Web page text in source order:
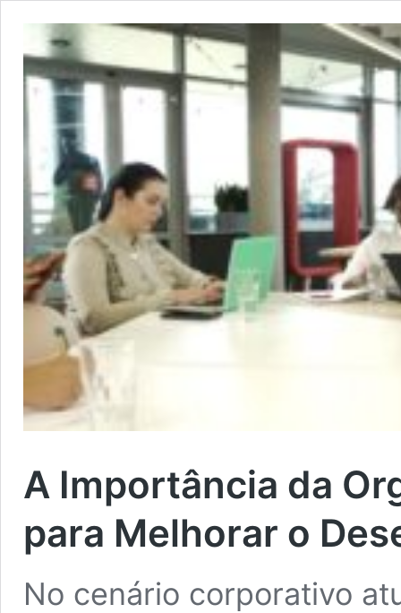
A Importância da
para Melhorar o
No cenário corporativo